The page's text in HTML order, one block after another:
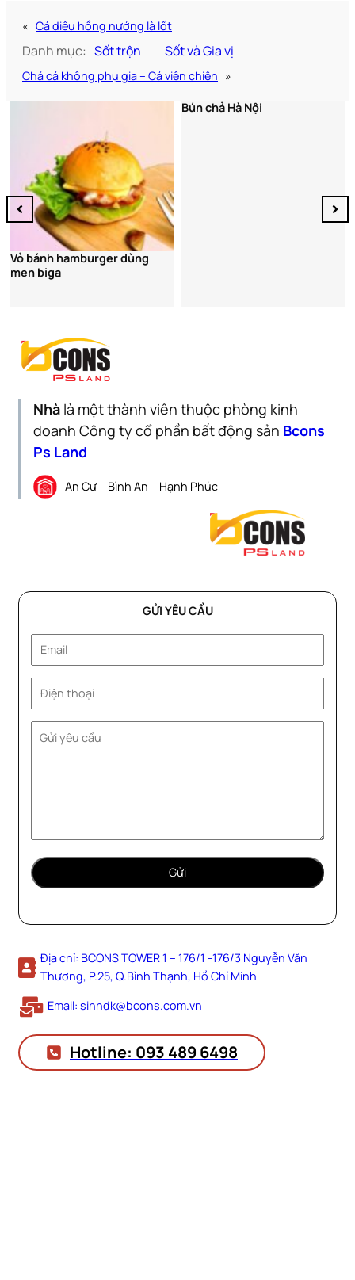
« Cá diêu hồng nướng là lốt
Danh mục: Sốt trộn Sốt và Gia vị
Chả cá không phụ gia – Cá viên chiên »
hamburger dùng
Bún chả Hà Nội
Nhà là một thành viên thuộc phòng kinh
doanh Công ty cổ phần bất động sản Bcons
Ps Land
An Cư – Bình An – Hạnh Phúc
GỬI YÊU CẦU
Địa chỉ: BCONS TOWER 1 – 176/1 -176/3 Nguyễn Văn
Thương, P.25, Q.Bình Thạnh, Hồ Chí Minh
Email: sinhdk@bcons.com.vn
Hotline: 093 489 6498